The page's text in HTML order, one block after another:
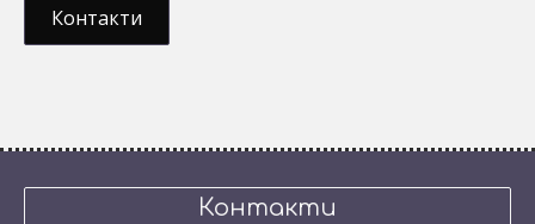
Контакти
Контакти